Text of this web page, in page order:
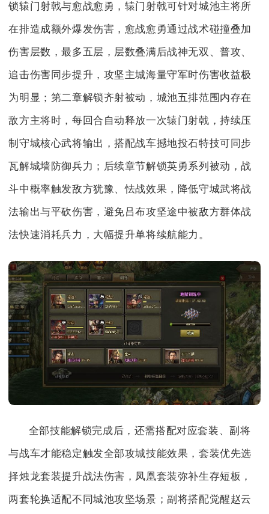
锁辕门射戟与愈战愈勇，辕门射戟可针对城池主将所
在排造成额外爆发伤害，愈战愈勇通过战术碰撞叠加
伤害层数，最多五层，层数叠满后战神无双、普攻、
追击伤害同步提升，攻坚主城海量守军时伤害收益极
为明显；第二章解锁齐射被动，城池五排范围内存在
敌方主将时，每回合自动释放一次辕门射戟，持续压
制守城核心武将输出，搭配战车撼地投石特技可同步
瓦解城墙防御兵力；后续章节解锁英勇系列被动，战
斗中概率触发敌方犹豫、怯战效果，降低守城武将战
法输出与平砍伤害，避免吕布攻坚途中被敌方群体战
法快速消耗兵力，大幅提升单将续航能力。
全部技能解锁完成后，还需搭配对应套装、副将
与战车才能稳定触发全部攻城技能效果，套装优先选
择烛龙套装提升战法伤害，凤凰套装弥补生存短板，
两套轮换适配不同城池攻坚场景；副将搭配觉醒赵云